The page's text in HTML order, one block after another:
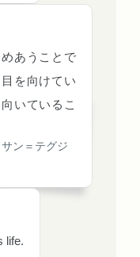
あうことで
を向けてい
いているこ
ン＝テグジ
life.